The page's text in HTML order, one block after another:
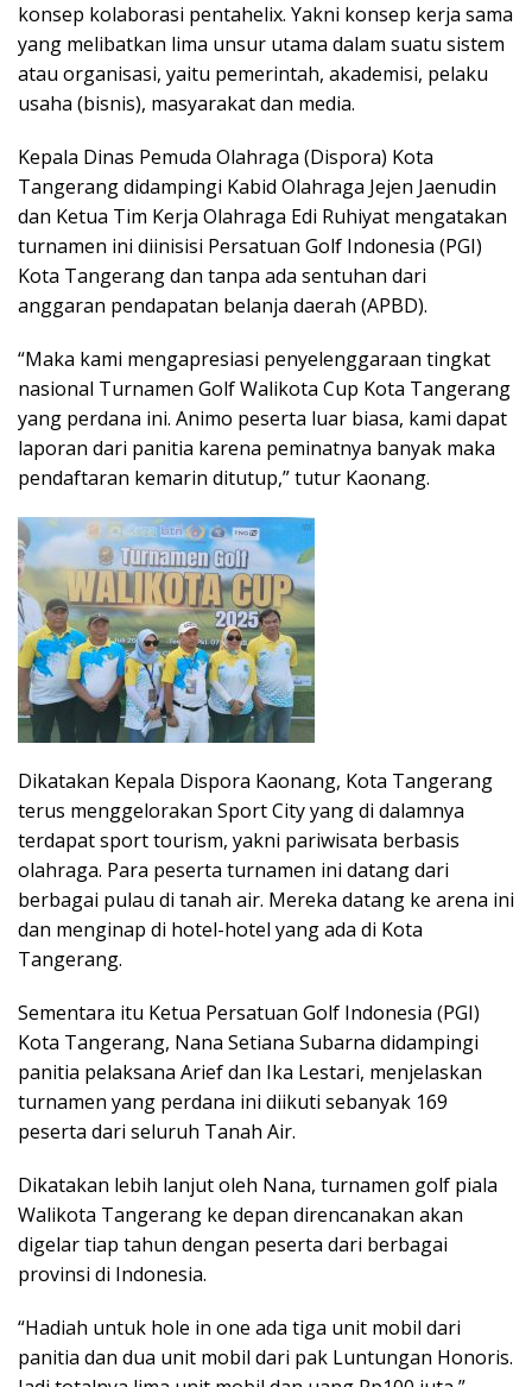
konsep kolaborasi pentahelix. Yakni konsep kerja sama
yang melibatkan lima unsur utama dalam suatu sistem
atau organisasi, yaitu pemerintah, akademisi, pelaku
usaha (bisnis), masyarakat dan media.
Kepala Dinas Pemuda Olahraga (Dispora) Kota
Tangerang didampingi Kabid Olahraga Jejen Jaenudin
dan Ketua Tim Kerja Olahraga Edi Ruhiyat mengatakan
turnamen ini diinisisi Persatuan Golf Indonesia (PGI)
Kota Tangerang dan tanpa ada sentuhan dari
anggaran pendapatan belanja daerah (APBD).
“Maka kami mengapresiasi penyelenggaraan tingkat
nasional Turnamen Golf Walikota Cup Kota Tangerang
yang perdana ini. Animo peserta luar biasa, kami dapat
laporan dari panitia karena peminatnya banyak maka
pendaftaran kemarin ditutup,” tutur Kaonang.
Dikatakan Kepala Dispora Kaonang, Kota Tangerang
terus menggelorakan Sport City yang di dalamnya
terdapat sport tourism, yakni pariwisata berbasis
olahraga. Para peserta turnamen ini datang dari
berbagai pulau di tanah air. Mereka datang ke arena ini
dan menginap di hotel-hotel yang ada di Kota
Tangerang.
Sementara itu Ketua Persatuan Golf Indonesia (PGI)
Kota Tangerang, Nana Setiana Subarna didampingi
panitia pelaksana Arief dan Ika Lestari, menjelaskan
turnamen yang perdana ini diikuti sebanyak 169
peserta dari seluruh Tanah Air.
Dikatakan lebih lanjut oleh Nana, turnamen golf piala
Walikota Tangerang ke depan direncanakan akan
digelar tiap tahun dengan peserta dari berbagai
provinsi di Indonesia.
“Hadiah untuk hole in one ada tiga unit mobil dari
panitia dan dua unit mobil dari pak Luntungan Honoris.